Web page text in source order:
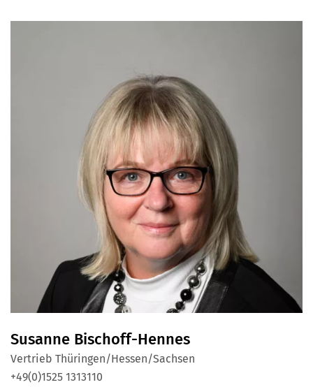
Susanne Bischoff-Hennes
Vertrieb Thüringen/Hessen/Sachsen
+49(0)1525 1313110